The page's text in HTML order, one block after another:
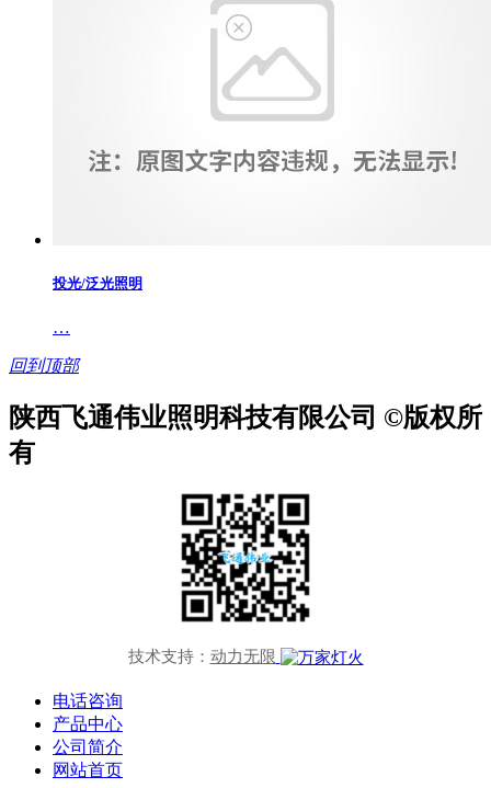
投光/泛光照明
…
回到顶部
陕西飞通伟业照明科技有限公司 ©版权所
有
技术支持： 动力无限
电话咨询
产品中心
公司简介
网站首页